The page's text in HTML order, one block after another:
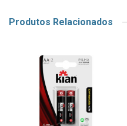
Produtos Relacionados